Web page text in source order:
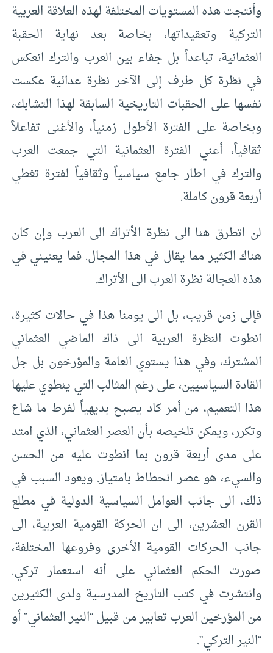
وأنتجت هذه المستويات المختلفة لهذه العلاقة العربية
التركية وتعقيداتها، بخاصة بعد نهاية الحقبة
العثمانية، تباعداً بل جفاء بين العرب والترك انعكس
في نظرة كل طرف إلى الآخر نظرة عدائية عكست
نفسها على الحقبات التاريخية السابقة لهذا التشابك،
وبخاصة على الفترة الأطول زمنياً، والأغنى تفاعلاً
ثقافياً، أعني الفترة العثمانية التي جمعت العرب
والترك في اطار جامع سياسياً وثقافياً لفترة تغطي
أربعة قرون كاملة.
لن اتطرق هنا الى نظرة الأتراك الى العرب وإن كان
هناك الكثير مما يقال في هذا المجال. فما يعنيني في
هذه العجالة نظرة العرب الى الأتراك.
فإلى زمن قريب، بل الى يومنا هذا في حالات كثيرة،
انطوت النظرة العربية الى ذاك الماضي العثماني
المشترك، وفي هذا يستوي العامة والمؤرخون بل جل
القادة السياسيين، على رغم المثالب التي ينطوي عليها
هذا التعميم، من أمر كاد يصبح بديهياً لفرط ما شاع
وتكرر، ويمكن تلخيصه بأن العصر العثماني، الذي امتد
على مدى أربعة قرون بما انطوت عليه من الحسن
والسيء، هو عصر انحطاط بامتياز. ويعود السبب في
ذلك، الى جانب العوامل السياسية الدولية في مطلع
القرن العشرين، الى ان الحركة القومية العربية، الى
جانب الحركات القومية الأخرى وفروعها المختلفة،
صورت الحكم العثماني على أنه استعمار تركي.
وانتشرت في كتب التاريخ المدرسية ولدى الكثيرين
من المؤرخين العرب تعابير من قبيل “النير العثماني” أو
“النير التركي”.